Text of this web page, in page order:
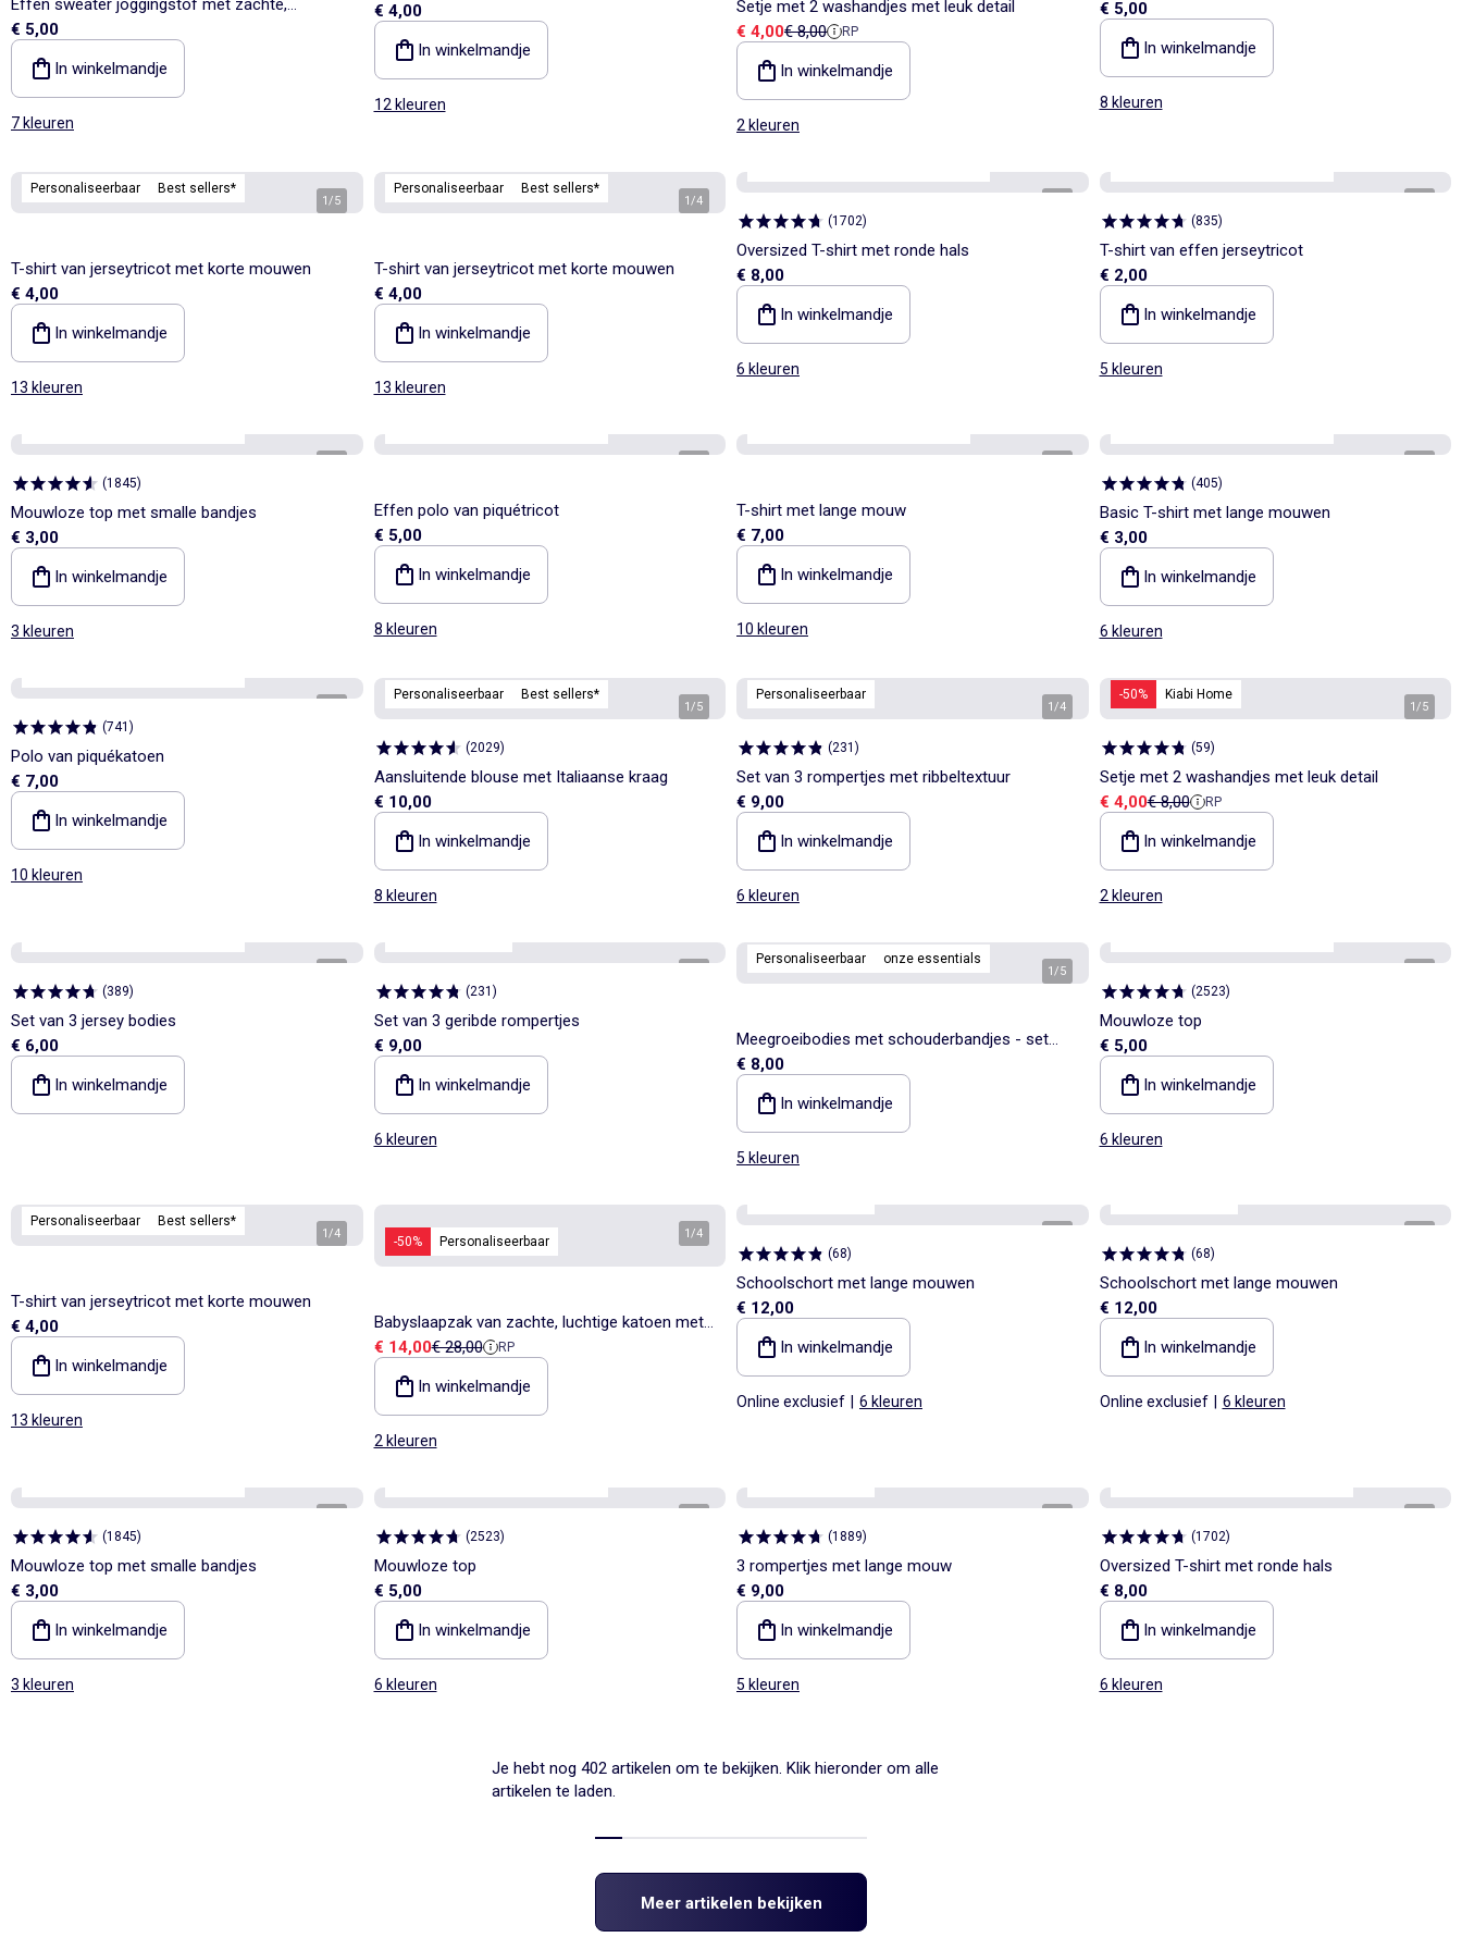
Effen sweater joggingstof met zachte,
geruwde binnenzijde
€ 5,00
In winkelmandje
7 kleuren
€ 4,00
In winkelmandje
12 kleuren
Setje met 2 washandjes met leuk detail
Verkoopprijs
€ 4,00Referentieprijs
€ 8,00 RP
In winkelmandje
2 kleuren
€ 5,00
In winkelmandje
8 kleuren
Personaliseerbaar Best sellers*
1/5
T-shirt van jerseytricot met korte mouwen
€ 4,00
In winkelmandje
13 kleuren
Personaliseerbaar Best sellers*
1/4
T-shirt van jerseytricot met korte mouwen
€ 4,00
In winkelmandje
13 kleuren
(1702)
Oversized T-shirt met ronde hals
€ 8,00
In winkelmandje
6 kleuren
(835)
T-shirt van effen jerseytricot
€ 2,00
In winkelmandje
5 kleuren
(1845)
Mouwloze top met smalle bandjes
€ 3,00
In winkelmandje
3 kleuren
Effen polo van piquétricot
€ 5,00
In winkelmandje
8 kleuren
T-shirt met lange mouw
€ 7,00
In winkelmandje
10 kleuren
(405)
Basic T-shirt met lange mouwen
€ 3,00
In winkelmandje
6 kleuren
(741 )
Polo van piquékatoen
€ 7,00
In winkelmandje
10 kleuren
Personaliseerbaar Best sellers*
1/5
(2029)
Aansluitende blouse met Italiaanse kraag
€ 10,00
In winkelmandje
8 kleuren
Personaliseerbaar
1/4
(231 )
Set van 3 rompertjes met ribbeltextuur
€ 9,00
In winkelmandje
6 kleuren
-50% Kiabi Home
1/5
(59)
Setje met 2 washandjes met leuk detail
Verkoopprijs
€ 4,00Referentieprijs
€ 8,00 RP
In winkelmandje
2 kleuren
(389)
Set van 3 jersey bodies
€ 6,00
In winkelmandje
(231 )
Set van 3 geribde rompertjes
€ 9,00
In winkelmandje
6 kleuren
Personaliseerbaar onze essentials
1/5
Meegroeibodies met schouderbandjes - set
van 3
€ 8,00
In winkelmandje
5 kleuren
(2523)
Mouwloze top
€ 5,00
In winkelmandje
6 kleuren
Personaliseerbaar Best sellers*
1/4
T-shirt van jerseytricot met korte mouwen
€ 4,00
In winkelmandje
13 kleuren
-50% Personaliseerbaar
1/4
Babyslaapzak van zachte, luchtige katoen met
afneembare mouwen, TOG-waarde 2.5
Verkoopprijs
€ 14,00Referentieprijs
€ 28,00 RP
In winkelmandje
2 kleuren
(68)
Schoolschort met lange mouwen
€ 12,00
In winkelmandje
Online exclusief 6 kleuren
(68)
Schoolschort met lange mouwen
€ 12,00
In winkelmandje
Online exclusief 6 kleuren
(1845)
Mouwloze top met smalle bandjes
€ 3,00
In winkelmandje
3 kleuren
(2523)
Mouwloze top
€ 5,00
In winkelmandje
6 kleuren
(1889)
3 rompertjes met lange mouw
€ 9,00
In winkelmandje
5 kleuren
(1702)
Oversized T-shirt met ronde hals
€ 8,00
In winkelmandje
6 kleuren
Je hebt nog 402 artikelen om te bekijken. Klik hieronder om alle
artikelen te laden.
Meer artikelen bekijken